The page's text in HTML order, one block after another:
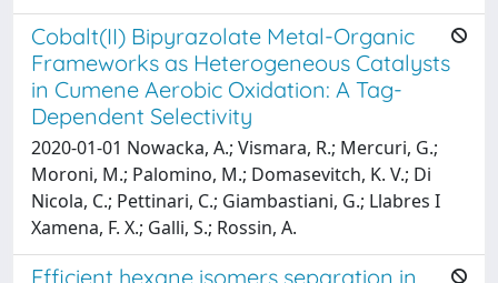
Cobalt(II) Bipyrazolate Metal-Organic
Frameworks as Heterogeneous Catalysts
in Cumene Aerobic Oxidation: A Tag-
Dependent Selectivity
2020-01-01 Nowacka, A.; Vismara, R.; Mercuri, G.;
Moroni, M.; Palomino, M.; Domasevitch, K. V.; Di
Nicola, C.; Pettinari, C.; Giambastiani, G.; Llabres I
Xamena, F. X.; Galli, S.; Rossin, A.
Efficient hexane isomers separation in